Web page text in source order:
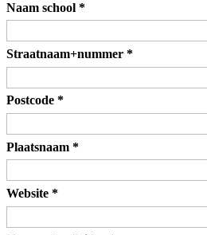
Naam school *
Straatnaam+nummer *
Postcode *
Plaatsnaam *
Website *